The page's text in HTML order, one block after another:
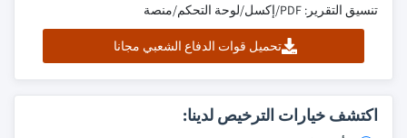
تنسيق التقرير: PDF/إكسل/لوحة التحكم/منصة
تحميل قوات الدفاع الشعبي مجانا
اكتشف خيارات الترخيص لدينا: